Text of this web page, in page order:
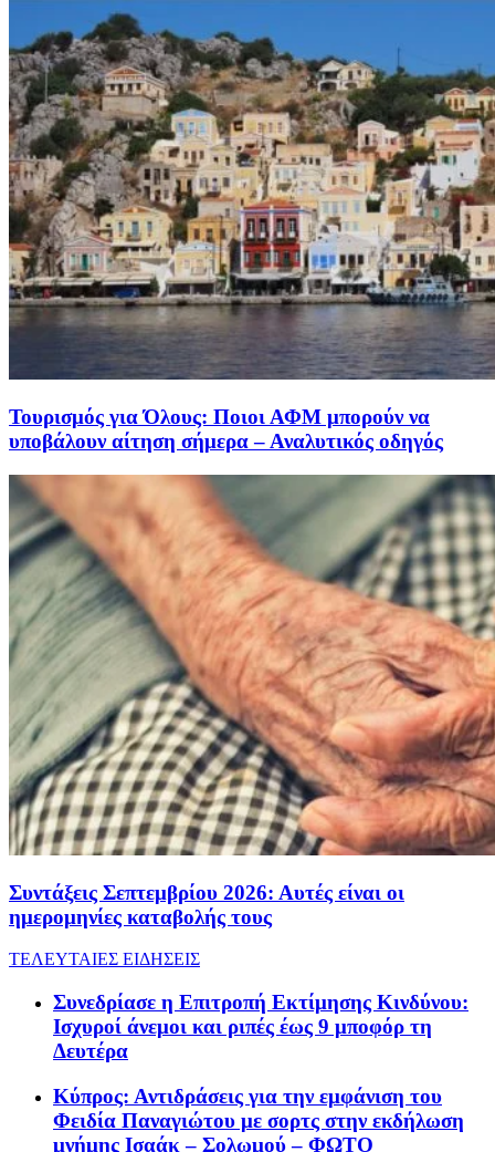
Τουρισμός για Όλους: Ποιοι ΑΦΜ μπορούν να
υποβάλουν αίτηση σήμερα – Αναλυτικός οδηγός
Συντάξεις Σεπτεμβρίου 2026: Αυτές είναι οι
ημερομηνίες καταβολής τους
ΤΕΛΕΥΤΑΙΕΣ ΕΙΔΗΣΕΙΣ
Συνεδρίασε η Επιτροπή Εκτίμησης Κινδύνου:
Ισχυροί άνεμοι και ριπές έως 9 μποφόρ τη
Δευτέρα
Κύπρος: Αντιδράσεις για την εμφάνιση του
Φειδία Παναγιώτου με σορτς στην εκδήλωση
μνήμης Ισαάκ – Σολωμού – ΦΩΤΟ